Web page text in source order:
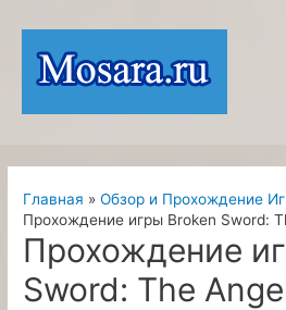
содержимому
Главная
Обзор и Прохождение
Прохождение игры Broken Sword:
Прохождение
Sword: The